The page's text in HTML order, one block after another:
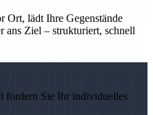
Ort, lädt Ihre Gegenstände
ans Ziel – strukturiert, schnell
fordern Sie Ihr individuelles